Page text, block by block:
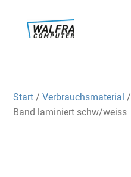
Start /Verbrauchsmaterial /
Band laminiert schw/weiss